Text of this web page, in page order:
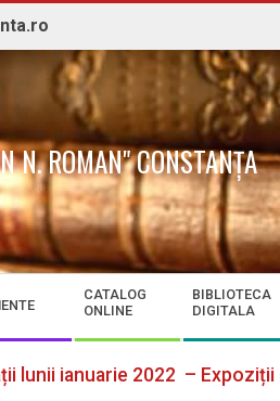
N. ROMAN" CONSTANȚA
CATALOG
ONLINE
BIBLIOTECA
DIGITALA
lunii ianuarie 2022 –